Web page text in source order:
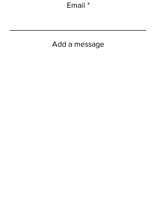
Email
Add a message